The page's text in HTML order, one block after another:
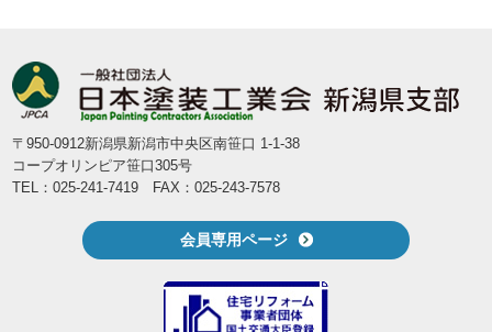
〒950-0912新潟県新潟市中央区南笹口 1-1-38
コープオリンピア笹口305号
TEL：025-241-7419 FAX：025-243-7578
会員専用ページ